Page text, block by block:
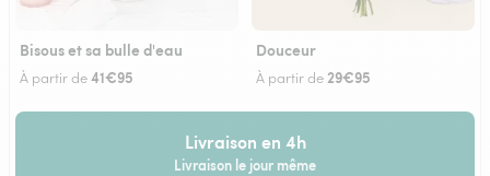
Bisous et sa bulle d'eau
À partir de41€95
Douceur
À partir de29€95
Livraison en 4h
Livraison le jour même